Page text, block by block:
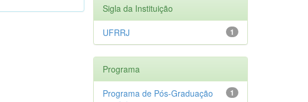
Sigla da Instituição
1
UFRRJ
Programa
1
Programa de Pós-Graduação